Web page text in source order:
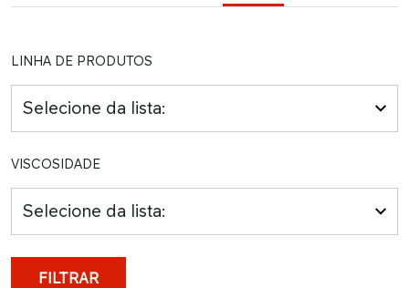
LINHA DE PRODUTOS
Selecione da lista:
VISCOSIDADE
Selecione da lista:
FILTRAR